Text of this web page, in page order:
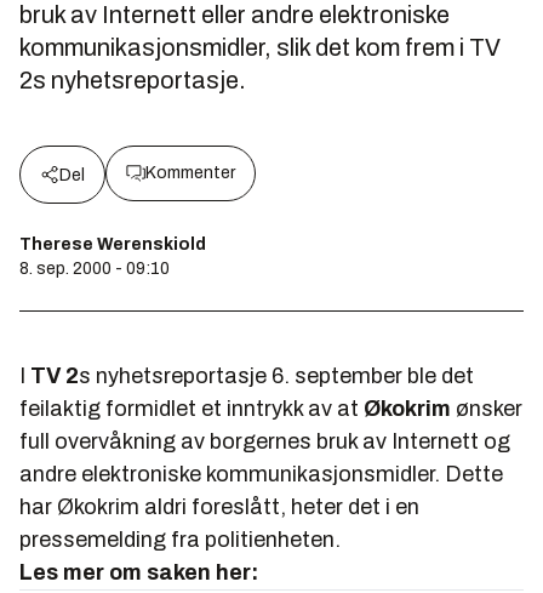
bruk av Internett eller andre elektroniske
kommunikasjonsmidler, slik det kom frem i TV
2s nyhetsreportasje.
Del Kommenter
Therese Werenskiold
8. sep. 2000 - 09:10
TV 2s nyhetsreportasje 6. september ble det
feilaktig formidlet et inntrykk av at Økokrim ønsker
full overvåkning av borgernes bruk av Internett og
andre elektroniske kommunikasjonsmidler. Dette
har Økokrim aldri foreslått, heter det i en
pressemelding fra politienheten.
Les mer om saken her: